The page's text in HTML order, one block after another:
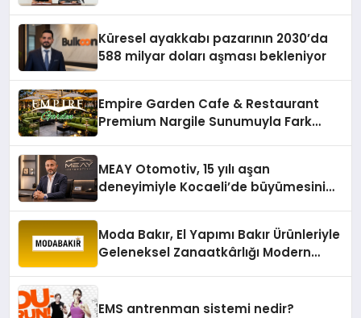
Küresel ayakkabı pazarının 2030’da
588 milyar doları aşması bekleniyor
Empire Garden Cafe & Restaurant
Premium Nargile Sunumuyla Fark
MEAY Otomotiv, 15 yılı aşan
deneyimiyle Kocaeli’de büyümesini
Moda Bakır, El Yapımı Bakır Ürünleriyle
Geleneksel Zanaatkârlığı Modern
EMS antrenman sistemi nedir?